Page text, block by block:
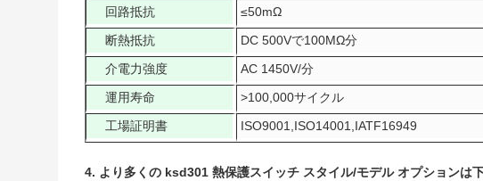
回路抵抗
≤50mΩ
断熱抵抗
DC 500Vで100MΩ分
介電力強度
AC 1450V/分
運用寿命
>100,000サイクル
工場証明書
ISO9001,ISO14001,IATF16949
4. より多くの ksd301 熱保護スイッチ スタイル/モデル オプションは